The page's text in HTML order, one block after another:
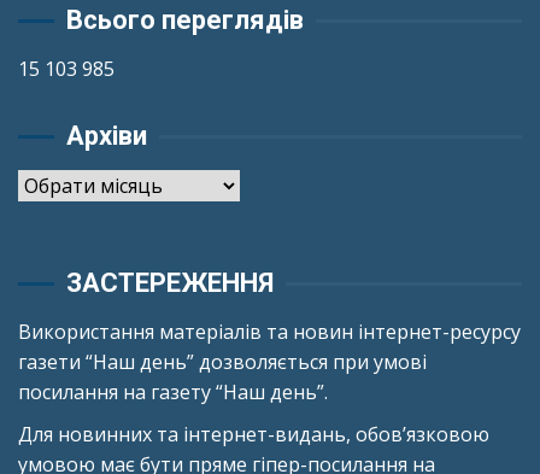
Всього переглядів
15 103 985
Архіви
Архіви
ЗАСТЕРЕЖЕННЯ
Використання матеріалів та новин інтернет-ресурсу
газети “Наш день” дозволяється при умові
посилання на газету “Наш день”.
Для новинних та інтернет-видань, обов’язковою
умовою має бути пряме гіпер-посилання на